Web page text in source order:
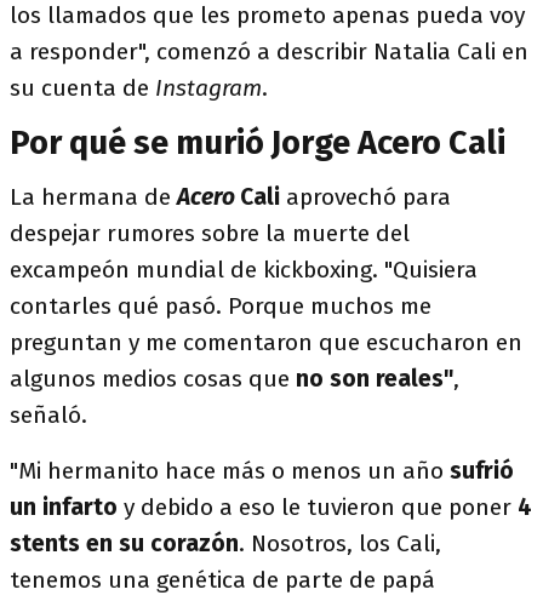
los llamados que les prometo apenas pueda voy
a responder", comenzó a describir Natalia Cali en
su cuenta de Instagram.
Por qué se murió Jorge Acero Cali
La hermana deAcero Cali aprovechó para
despejar rumores sobre la muerte del
excampeón mundial de kickboxing. "Quisiera
contarles qué pasó. Porque muchos me
preguntan y me comentaron que escucharon en
algunos medios cosas que no son reales",
señaló.
"Mi hermanito hace más o menos un año sufrió
un infarto y debido a eso le tuvieron que poner 4
stents en su corazón. Nosotros, los Cali,
tenemos una genética de parte de papá